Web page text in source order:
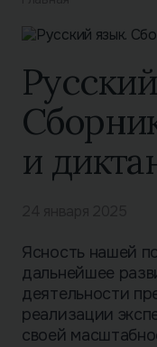
и
Ясность нашей
дальнейшее
деятельности
реализации
своей